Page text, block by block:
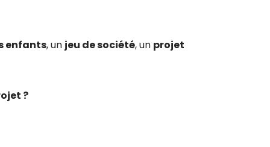
enfants, un jeu de société, un projet
?